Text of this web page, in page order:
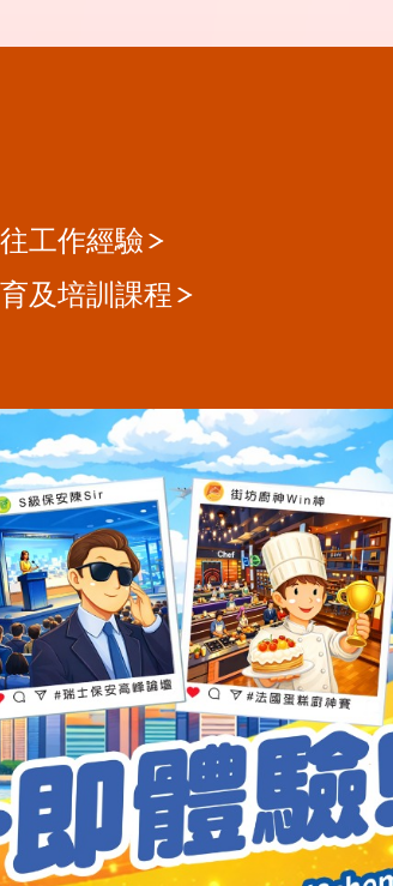
工作經驗
及培訓課程